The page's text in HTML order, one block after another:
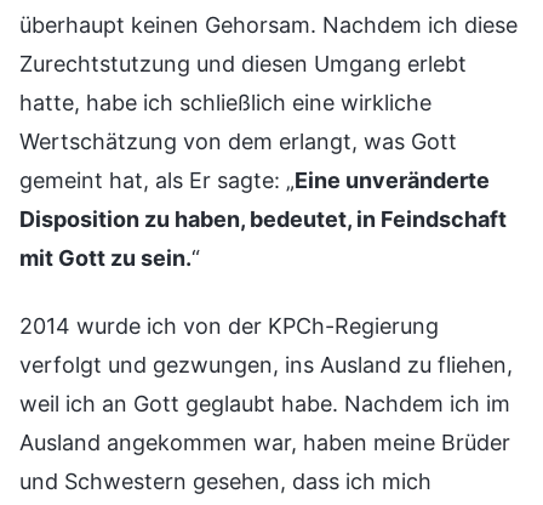
überhaupt keinen Gehorsam. Nachdem ich diese
Zurechtstutzung und diesen Umgang erlebt
hatte, habe ich schließlich eine wirkliche
Wertschätzung von dem erlangt, was Gott
gemeint hat, als Er sagte: „Eine unveränderte
Disposition zu haben, bedeutet, in Feindschaft
mit Gott zu sein.“
2014 wurde ich von der KPCh-Regierung
verfolgt und gezwungen, ins Ausland zu fliehen,
weil ich an Gott geglaubt habe. Nachdem ich im
Ausland angekommen war, haben meine Brüder
und Schwestern gesehen, dass ich mich